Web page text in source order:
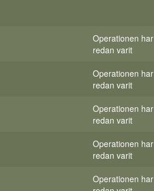
Operationen har
redan varit
Operationen har
redan varit
Operationen har
redan varit
Operationen har
redan varit
Operationen har